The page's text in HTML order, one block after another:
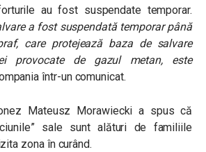
au fost suspendate temporar.
a fost suspendată temporar până
care protejează baza de salvare
provocate de gazul metan, este
într-un comunicat.
Mateusz Morawiecki a spus că
sale sunt alături de familiile
zona în curând.